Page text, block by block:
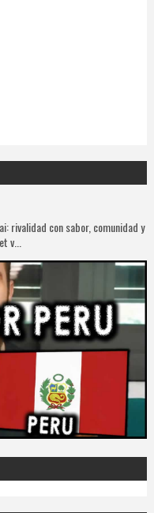
rivalidad con sabor, comunidad y
v...